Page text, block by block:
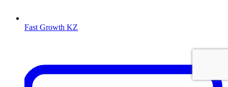
Fast Growth KZ